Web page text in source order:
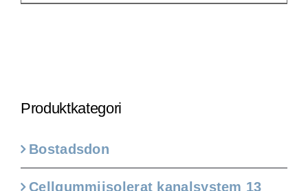
Produktkategori
Bostadsdon
Cellgummiisolerat kanalsystem 13